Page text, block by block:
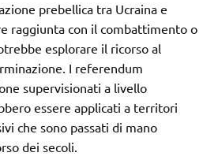
prebellica tra Ucraina e
raggiunta con il combattimento o
esplorare il ricorso al
I referendum
supervisionati a livello
essere applicati a territori
che sono passati di mano
dei secoli.